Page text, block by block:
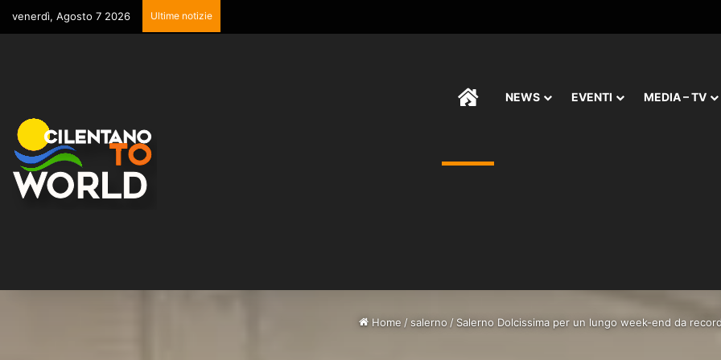
venerdì, Agosto 7 2026 Ultime notizie
HOMENEWS EVENTI MEDIA – TV
Home /salerno / Salerno Dolcissima per un lungo week-end da record